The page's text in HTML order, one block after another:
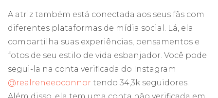
A atriz também está conectada aos seus fãs com
diferentes plataformas de mídia social. Lá, ela
compartilha suas experiências, pensamentos e
fotos de seu estilo de vida esbanjador. Você pode
segui-la na conta verificada do Instagram
@realreneeoconnor tendo 34,3k seguidores.
Além disso, ela tem uma conta não verificada em